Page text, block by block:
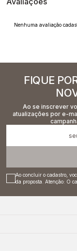
Nenhuma avaliação
FIQUE
Ao se inscrever
atualizações por e-
Ao concluir o cadastro,
da proposta. Atenção: O